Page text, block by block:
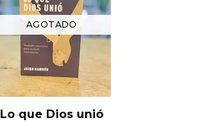
AGOTADO
Lo que Dios unió